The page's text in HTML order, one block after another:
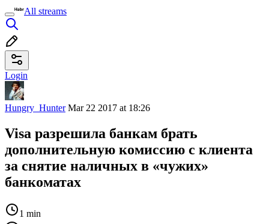
All streams
Login
Hungry_HunterMar 22 2017 at 18:26
Visa разрешила банкам брать
дополнительную комиссию с клиента
за снятие наличных в «чужих»
банкоматах
1 min